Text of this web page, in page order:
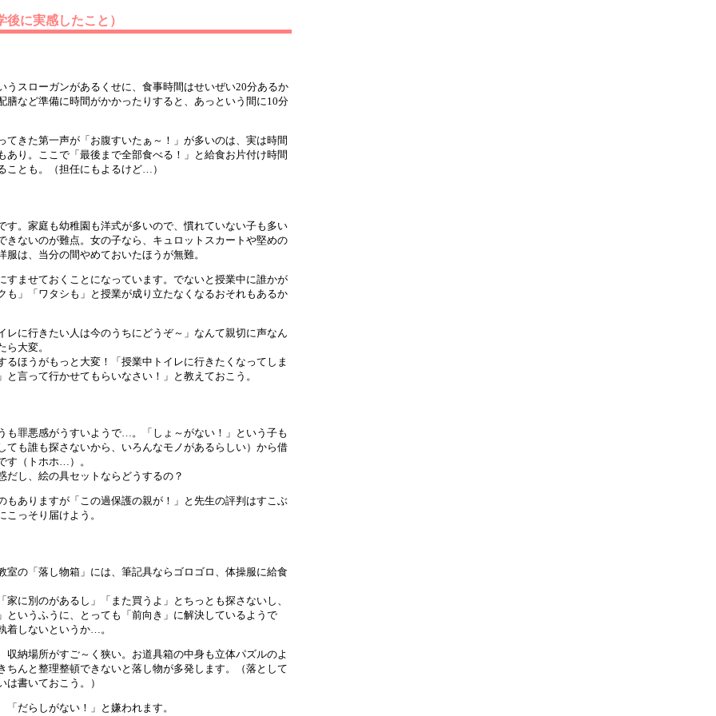
に実感したこと）
うスローガンがあるくせに、食事時間はせいぜい20分あるか
など準備に時間がかかったりすると、あっという間に10分
てきた第一声が「お腹すいたぁ～！」が多いのは、実は時間
あり。ここで「最後まで全部食べる！」と給食お片付け時間
ことも。（担任にもよるけど…）
す。家庭も幼稚園も洋式が多いので、慣れていない子も多い
きないのが難点。女の子なら、キュロットスカートや堅めの
服は、当分の間やめておいたほうが無難。
すませておくことになっています。でないと授業中に誰かが
も」「ワタシも」と授業が成り立たなくなるおそれもあるか
レに行きたい人は今のうちにどうぞ～」なんて親切に声なん
大変。
ほうがもっと大変！「授業中トイレに行きたくなってしま
言って行かせてもらいなさい！」と教えておこう。
も罪悪感がうすいようで…。「しょ～がない！」という子も
ても誰も探さないから、いろんなモノがあるらしい）から借
す（トホホ…）。
し、絵の具セットならどうするの？
もありますが「この過保護の親が！」と先生の評判はすこぶ
こっそり届けよう。
室の「落し物箱」には、筆記具ならゴロゴロ、体操服に給食
に別のがあるし」「また買うよ」とちっとも探さないし、
というふうに、とっても「前向き」に解決しているようで
着しないというか…。
収納場所がすご～く狭い。お道具箱の中身も立体パズルのよ
ちんと整理整頓できないと落し物が多発します。（落として
書いておこう。）
だらしがない！」と嫌われます。